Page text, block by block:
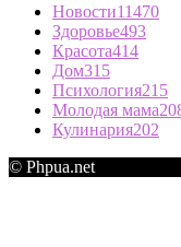
Новости11470
Здоровье493
Красота414
Дом315
Психология215
Молодая мама
Кулинария202
© Phpua.net